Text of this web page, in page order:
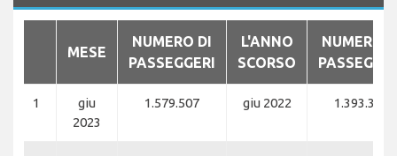
MESE
NUMERO DI
PASSEGGERI
L'ANNO
SCORSO
NUMERO
1
giu
2023
1.579.507 giu 2022 1.393.304